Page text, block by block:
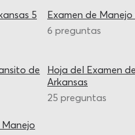
5
Examen de
6 preguntas
de
Hoja del Examen
Arkansas
25 preguntas